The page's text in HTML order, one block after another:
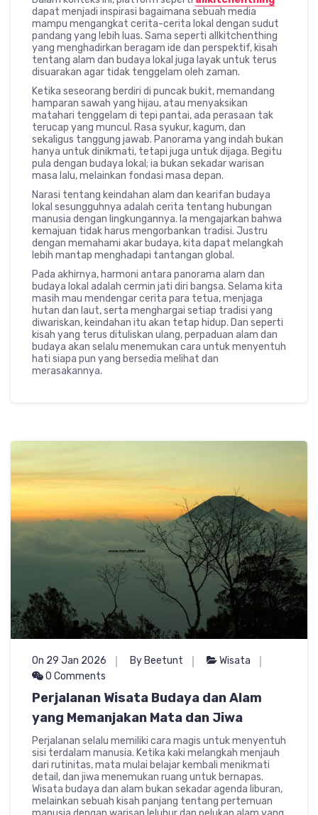
dapat menjadi inspirasi bagaimana sebuah media
mampu mengangkat cerita-cerita lokal dengan sudut
pandang yang lebih luas. Sama seperti allkitchenthing
yang menghadirkan beragam ide dan perspektif, kisah
tentang alam dan budaya lokal juga layak untuk terus
disuarakan agar tidak tenggelam oleh zaman.
Ketika seseorang berdiri di puncak bukit, memandang
hamparan sawah yang hijau, atau menyaksikan
matahari tenggelam di tepi pantai, ada perasaan tak
terucap yang muncul. Rasa syukur, kagum, dan
sekaligus tanggung jawab. Panorama yang indah bukan
hanya untuk dinikmati, tetapi juga untuk dijaga. Begitu
pula dengan budaya lokal; ia bukan sekadar warisan
masa lalu, melainkan fondasi masa depan.
Narasi tentang keindahan alam dan kearifan budaya
lokal sesungguhnya adalah cerita tentang hubungan
manusia dengan lingkungannya. Ia mengajarkan bahwa
kemajuan tidak harus mengorbankan tradisi. Justru
dengan memahami akar budaya, kita dapat melangkah
lebih mantap menghadapi tantangan global.
Pada akhirnya, harmoni antara panorama alam dan
budaya lokal adalah cermin jati diri bangsa. Selama kita
masih mau mendengar cerita para tetua, menjaga
hutan dan laut, serta menghargai setiap tradisi yang
diwariskan, keindahan itu akan tetap hidup. Dan seperti
kisah yang terus dituliskan ulang, perpaduan alam dan
budaya akan selalu menemukan cara untuk menyentuh
hati siapa pun yang bersedia melihat dan
merasakannya.
On 29 Jan 2026 By Beetunt
Wisata
0 Comments
Perjalanan Wisata Budaya dan Alam
yang Memanjakan Mata dan Jiwa
Perjalanan selalu memiliki cara magis untuk menyentuh
sisi terdalam manusia. Ketika kaki melangkah menjauh
dari rutinitas, mata mulai belajar kembali menikmati
detail, dan jiwa menemukan ruang untuk bernapas.
Wisata budaya dan alam bukan sekadar agenda liburan,
melainkan sebuah kisah panjang tentang pertemuan